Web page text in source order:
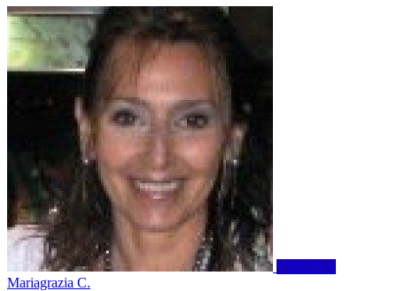
VISIONA
Mariagrazia C.